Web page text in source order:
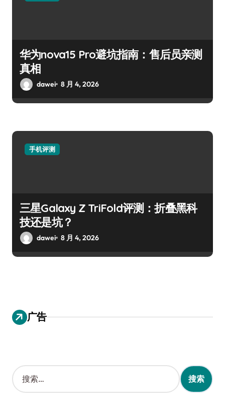
华为nova15 Pro避坑指南：售后员亲测
真相
dawei 8 月 4, 2026
手机评测
三星Galaxy Z TriFold评测：折叠黑科
技还是坑？
dawei 8 月 4, 2026
广告
搜
索
：